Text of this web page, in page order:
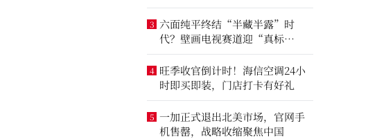
3 六面纯平终结“半藏半露”时
代？壁画电视赛道迎“真标
准”之争
4 旺季收官倒计时！海信空调24小
时即买即装，门店打卡有好礼
5 一加正式退出北美市场，官网手
机售罄，战略收缩聚焦中国